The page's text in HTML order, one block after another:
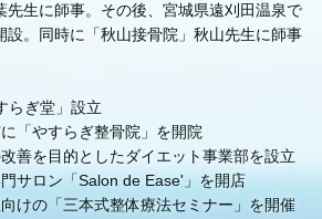
先生に師事。その後、宮城県遠刈田温泉で
設。同時に「秋山接骨院」秋山先生に師事
らぎ堂」設立
「やすらぎ整骨院」を開院
善を目的としたダイエット事業部を設立
サロン「Salon de Ease'」を開店
けの「三本式整体療法セミナー」を開催